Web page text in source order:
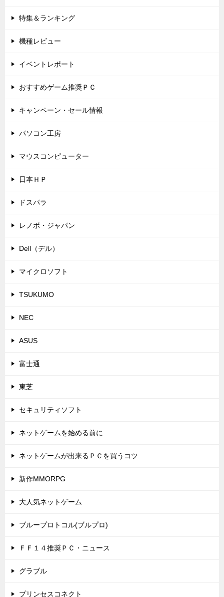
特集＆ランキング
機種レビュー
イベントレポート
おすすめゲーム推奨ＰＣ
キャンペーン・セール情報
パソコン工房
マウスコンピューター
日本ＨＰ
ドスパラ
レノボ・ジャパン
Dell（デル）
マイクロソフト
TSUKUMO
NEC
ASUS
富士通
東芝
セキュリティソフト
ネットゲームを始める前に
ネットゲームが出来るＰＣを買うコツ
新作MMORPG
大人気ネットゲーム
ブループロトコル(ブルプロ)
ＦＦ１４推奨ＰＣ・ニュース
グラブル
プリンセスコネクト